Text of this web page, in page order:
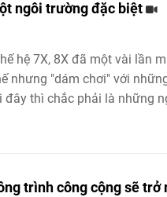
ngôi trường đặc biệt
hệ 7X, 8X đã một vài lần
nhưng "dám chơi" với
thì chắc phải là những
trình công cộng sẽ trở